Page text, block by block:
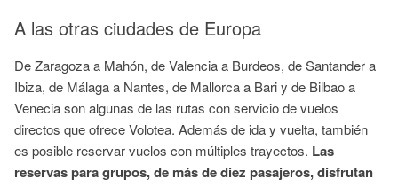
A las otras ciudades de Europa
De Zaragoza a Mahón, de Valencia a Burdeos, de Santander a
Ibiza, de Málaga a Nantes, de Mallorca a Bari y de Bilbao a
Venecia son algunas de las rutas con servicio de vuelos
directos que ofrece Volotea. Además de ida y vuelta, también
es posible reservar vuelos con múltiples trayectos. Las
reservas para grupos, de más de diez pasajeros, disfrutan